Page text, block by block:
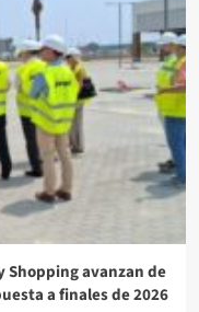
Shopping avanzan de
a finales de 2026